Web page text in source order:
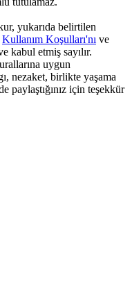
yukarıda belirtilen
Kullanım Koşulları'nı ve
kabul etmiş sayılır.
uygun
nezaket, birlikte yaşama
paylaştığınız için teşekkür